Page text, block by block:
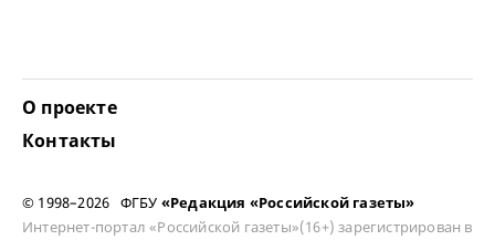
О проекте
Контакты
© 1998–2026 ФГБУ «Редакция «Российской газеты»
Интернет-портал «Российской газеты»(16+) зарегистрирован в